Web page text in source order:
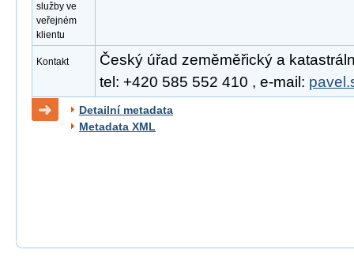
služby ve
veřejném
klientu
Kontakt
Český úřad zeměměřický a
tel: +420 585 552 410 , e-mail:
Detailní metadata
Metadata XML